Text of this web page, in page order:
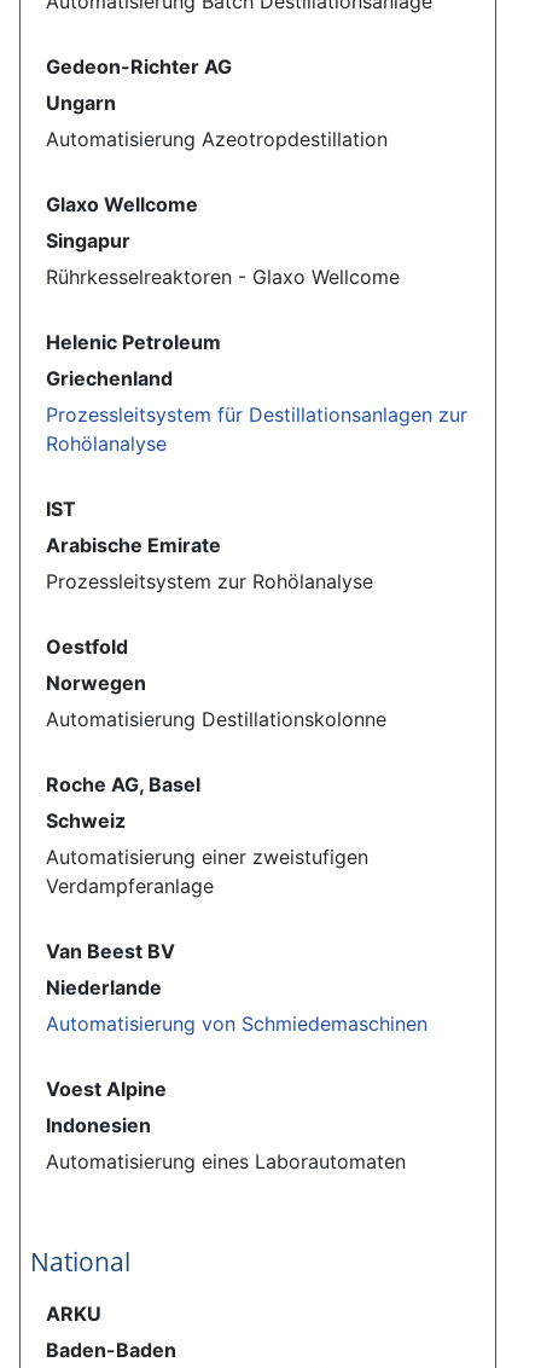
Gedeon-Richter AG
Ungarn
Automatisierung Azeotropdestillation
Glaxo Wellcome
Singapur
Rührkesselreaktoren - Glaxo Wellcome
Helenic Petroleum
Griechenland
Prozessleitsystem für Destillationsanlagen zur
Rohölanalyse
IST
Arabische Emirate
Prozessleitsystem zur Rohölanalyse
Oestfold
Norwegen
Automatisierung Destillationskolonne
Roche AG, Basel
Schweiz
Automatisierung einer zweistufigen
Verdampferanlage
Van Beest BV
Niederlande
Automatisierung von Schmiedemaschinen
Voest Alpine
Indonesien
Automatisierung eines Laborautomaten
National
ARKU
Baden-Baden